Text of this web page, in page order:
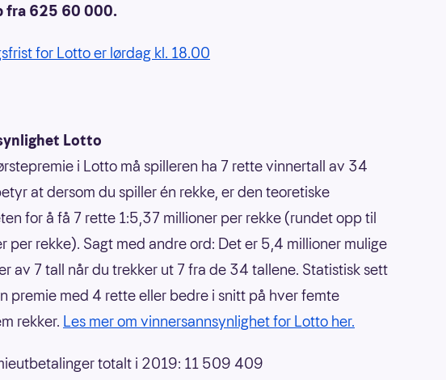
fra 625 60 000.
for Lotto er lørdag kl. 18.00
Lotto
i Lotto må spilleren ha 7 rette vinnertall av 34
at dersom du spiller én rekke, er den teoretiske
for å få 7 rette 1:5,37 millioner per rekke (rundet opp til
per rekke). Sagt med andre ord: Det er 5,4 millioner mulige
av 7 tall når du trekker ut 7 fra de 34 tallene. Statistisk sett
premie med 4 rette eller bedre i snitt på hver femte
rekker. Les mer om vinnersannsynlighet for Lotto her.
totalt i 2019: 11 509 409